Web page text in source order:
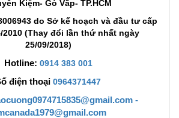
Kiệm- Gò Vấp- TP.HCM
do Sở kế hoạch và đầu tư cấp
2010 (Thay đổi lần thứ nhất ngày
25/09/2018)
Hotline: 0914 383 001
điện thoại 0964371447
-